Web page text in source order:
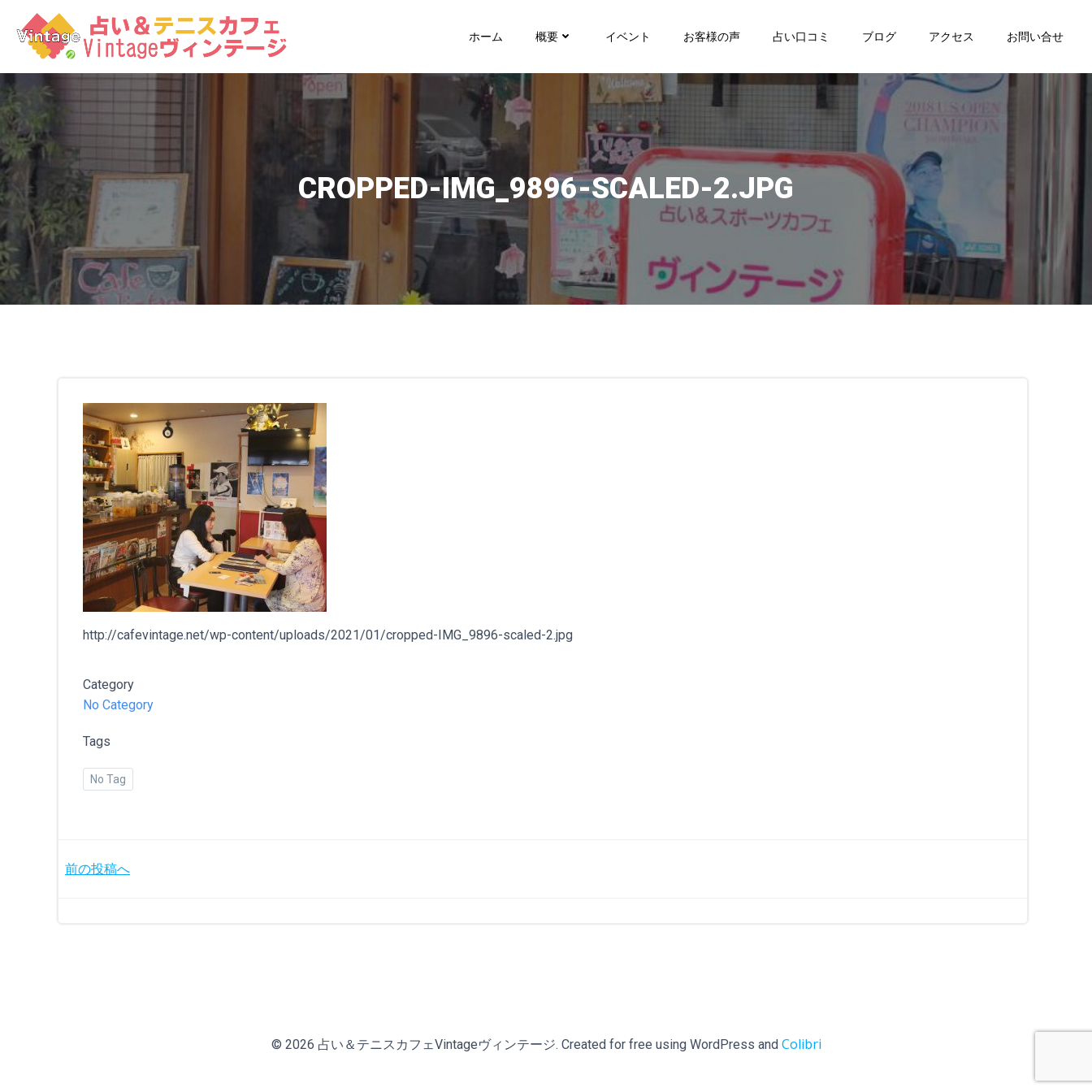
ツ
へ
ス
キ
ッ
プ
ホーム 概要 イベント お客様の声 占い口コミ ブログ アクセス お問い合せ
CROPPED-IMG_9896-SCALED-2.JPG
http://cafevintage.net/wp-content/uploads/2021/01/cropped-IMG_9896-scaled-2.jpg
Category
No Category
Tags
No Tag
投
前の投稿へ
© 2026 占い＆テニスカフェVintageヴィンテージ. Created for free using WordPress and Colibri